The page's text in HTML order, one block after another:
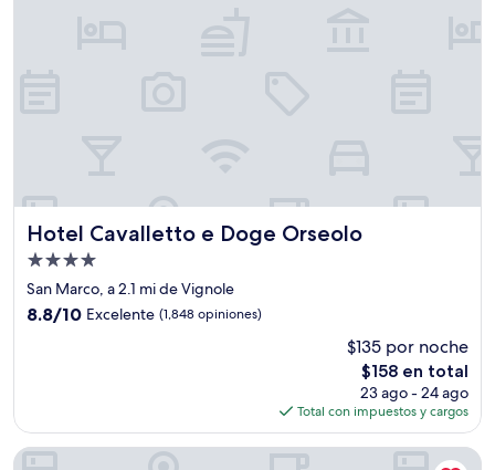
Hotel Cavalletto e Doge Orseolo
Hotel Cavalletto e Doge Orseolo
Propiedad
de
4.0
San Marco, a 2.1 mi de Vignole
8.8
8.8/10 Excelente (1,848 opiniones)
$135 por noche
El
precio
actual
es
de
$158 en total
23 ago - 24 ago
Total con impuestos y cargos
Ausonia Hungaria